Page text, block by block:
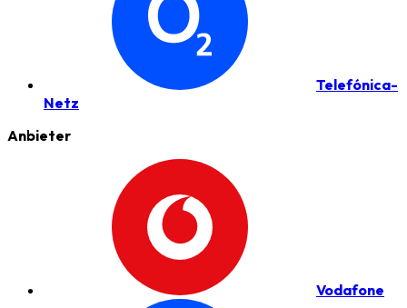
Telefónica-
Netz
Anbieter
Vodafone